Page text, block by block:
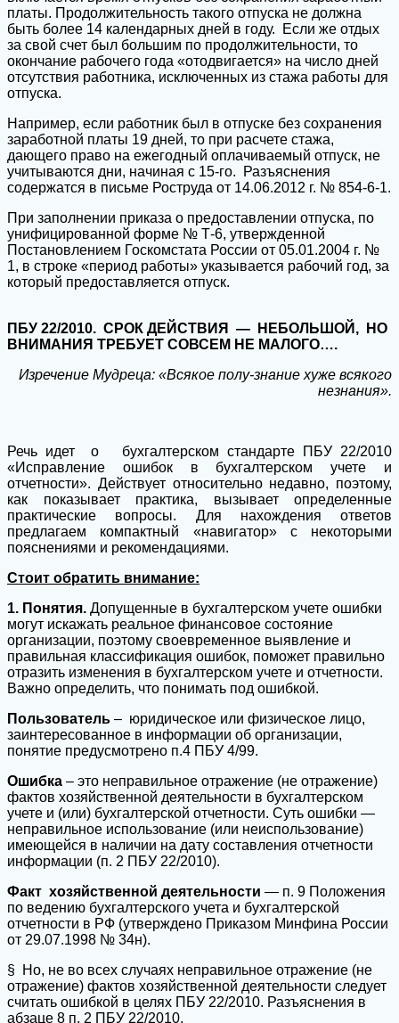
платы. Продолжительность такого отпуска не должна
быть более 14 календарных дней в году. Если же отдых
за свой счет был большим по продолжительности, то
окончание рабочего года «отодвигается» на число дней
отсутствия работника, исключенных из стажа работы для
отпуска.
Например, если работник был в отпуске без сохранения
заработной платы 19 дней, то при расчете стажа,
дающего право на ежегодный оплачиваемый отпуск, не
учитываются дни, начиная с 15-го. Разъяснения
содержатся в письме Роструда от 14.06.2012 г. № 854-6-1.
При заполнении приказа о предоставлении отпуска, по
унифицированной форме № Т-6, утвержденной
Постановлением Госкомстата России от 05.01.2004 г. №
1, в строке «период работы» указывается рабочий год, за
который предоставляется отпуск.
ПБУ 22/2010. СРОК ДЕЙСТВИЯ — НЕБОЛЬШОЙ, НО
ВНИМАНИЯ ТРЕБУЕТ СОВСЕМ НЕ МАЛОГО….
Изречение Мудреца: «Всякое полу-знание хуже всякого
незнания».
Речь идет о бухгалтерском стандарте ПБУ 22/2010
«Исправление ошибок в бухгалтерском учете и
отчетности». Действует относительно недавно, поэтому,
как показывает практика, вызывает определенные
практические вопросы. Для нахождения ответов
предлагаем компактный «навигатор» с некоторыми
пояснениями и рекомендациями.
Стоит обратить внимание:
1. Понятия. Допущенные в бухгалтерском учете ошибки
могут искажать реальное финансовое состояние
организации, поэтому своевременное выявление и
правильная классификация ошибок, поможет правильно
отразить изменения в бухгалтерском учете и отчетности.
Важно определить, что понимать под ошибкой.
Пользователь – юридическое или физическое лицо,
заинтересованное в информации об организации,
понятие предусмотрено п.4 ПБУ 4/99.
Ошибка – это неправильное отражение (не отражение)
фактов хозяйственной деятельности в бухгалтерском
учете и (или) бухгалтерской отчетности. Суть ошибки —
неправильное использование (или неиспользование)
имеющейся в наличии на дату составления отчетности
информации (п. 2 ПБУ 22/2010).
Факт хозяйственной деятельности — п. 9 Положения
по ведению бухгалтерского учета и бухгалтерской
отчетности в РФ (утверждено Приказом Минфина России
от 29.07.1998 № 34н).
§ Но, не во всех случаях неправильное отражение (не
отражение) фактов хозяйственной деятельности следует
считать ошибкой в целях ПБУ 22/2010. Разъяснения в
абзаце 8 п. 2 ПБУ 22/2010.